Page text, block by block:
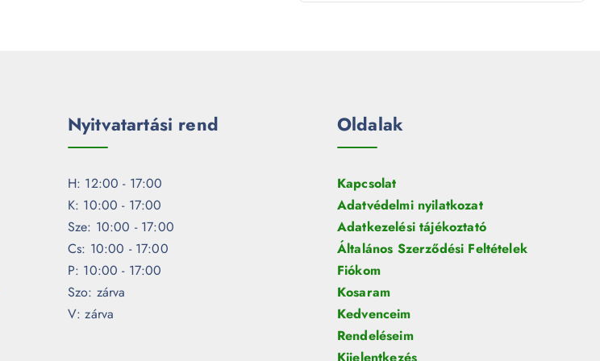
r
Nyitvatartási rend
H: 12:00 - 17:00
K: 10:00 - 17:00
Sze: 10:00 - 17:00
Cs: 10:00 - 17:00
P: 10:00 - 17:00
Szo: zárva
V: zárva
Oldalak
Kapcsolat
Adatvédelmi nyilatkozat
Adatkezelési tájékoztató
Általános Szerződési Feltételek
Fiókom
Kosaram
Kedvenceim
Rendeléseim
Kijelentkezés